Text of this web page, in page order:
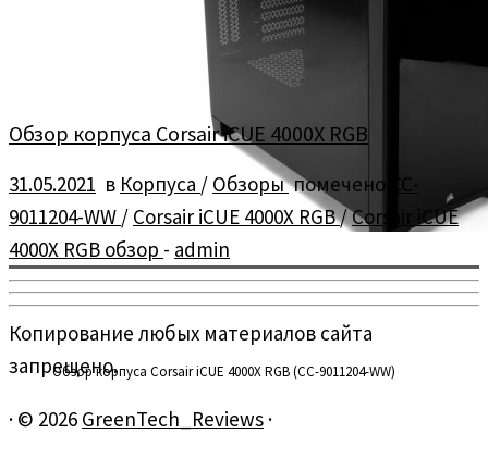
Обзор корпуса Corsair iCUE 4000X RGB (CC-9011204-WW)
Обзор корпуса Corsair iCUE 4000X RGB
31.05.2021 в Корпуса / Обзорыпомечено
CC-
9011204-WW / Corsair iCUE 4000X RGB/Corsair iCUE
4000X RGB обзор - admin
Копирование любых материалов сайта
запрещено.
· © 2026 GreenTech_Reviews ·